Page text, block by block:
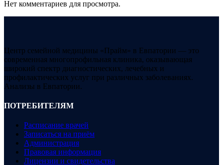
Нет комментариев для просмотра.
Центр семейной медицины «Прайм» в Евпатории — это
современная многопрофильная клиника, оказывающая
широкий спектр диагностических, лечебных и
профилактических услуг при различных заболеваниях.
Анализы в Евпатории.
ПОТРЕБИТЕЛЯМ
Расписание врачей
Записаться на приём
Администрация
Правовая информация
Лицензии и свидетельства